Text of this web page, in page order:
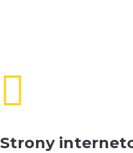

Strony